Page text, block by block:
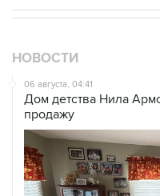
НОВОСТИ
06 августа, 04:41
Дом детства Нила
продажу